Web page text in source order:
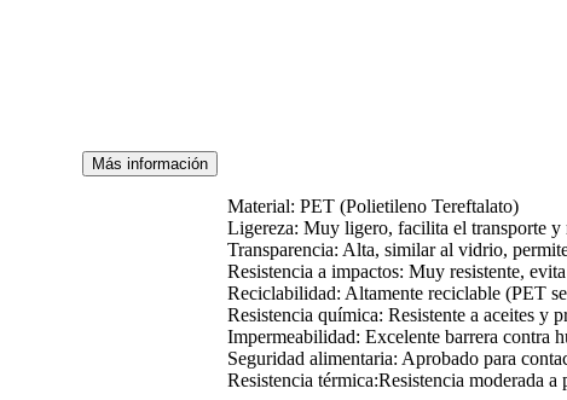
Más información
Material: PET (Polietileno Tereftalato)
Ligereza: Muy ligero, facilita el transporte y
Transparencia: Alta, similar al vidrio,
Resistencia a impactos: Muy resistente,
Reciclabilidad: Altamente reciclable (PET
Resistencia química: Resistente a aceites y
Impermeabilidad: Excelente barrera contra
Seguridad alimentaria: Aprobado para
Resistencia térmica:Resistencia moderada a